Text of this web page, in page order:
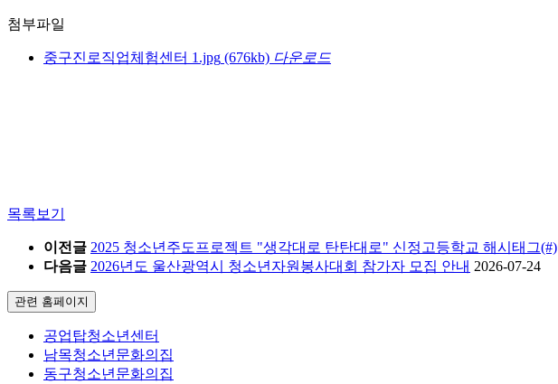
첨부파일
중구진로직업체험센터 1.jpg (676kb) 다운로드
목록보기
이전글 2025 청소년주도프로젝트 "생각대로 탄탄대로" 신정고등학교 해시태그(#)
다음글 2026년도 울산광역시 청소년자원봉사대회 참가자 모집 안내 2026-07-24
관련 홈페이지
공업탑청소년센터
남목청소년문화의집
동구청소년문화의집